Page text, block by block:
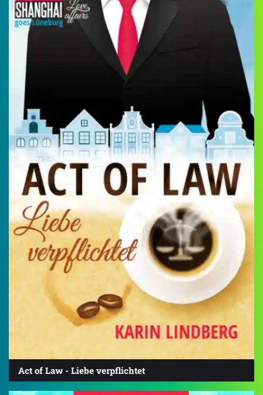
Act of Law - Liebe verpflichtet